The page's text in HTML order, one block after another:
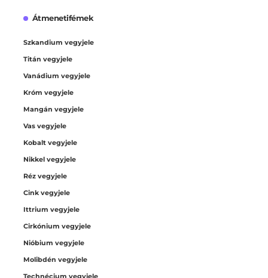
Átmenetifémek
Szkandium vegyjele
Titán vegyjele
Vanádium vegyjele
Króm vegyjele
Mangán vegyjele
Vas vegyjele
Kobalt vegyjele
Nikkel vegyjele
Réz vegyjele
Cink vegyjele
Ittrium vegyjele
Cirkónium vegyjele
Nióbium vegyjele
Molibdén vegyjele
Technécium vegyjele